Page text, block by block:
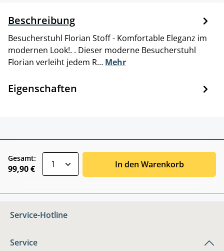
Beschreibung
Besucherstuhl Florian Stoff - Komfortable Eleganz im
modernen Look!. . Dieser moderne Besucherstuhl
Florian verleiht jedem R… Mehr
Eigenschaften
Gesamt:
99,90 € In den Warenkorb
Service-Hotline
Service